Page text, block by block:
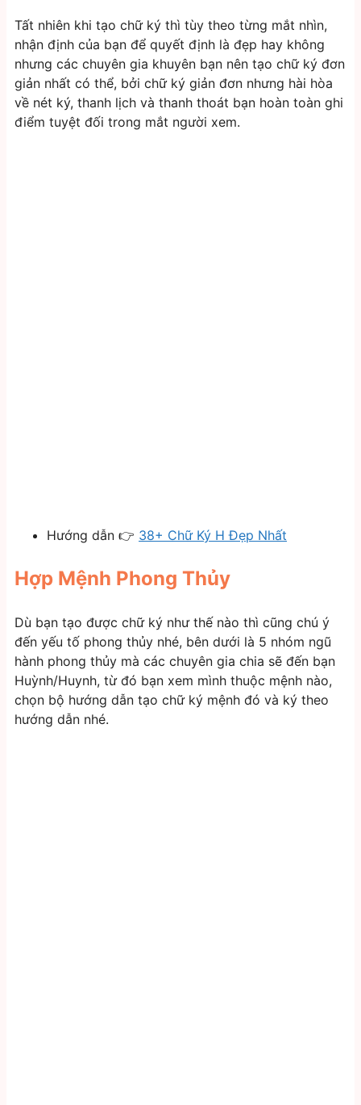
Tất nhiên khi tạo chữ ký thì tùy theo từng mắt nhìn,
nhận định của bạn để quyết định là đẹp hay không
nhưng các chuyên gia khuyên bạn nên tạo chữ ký đơn
giản nhất có thể, bởi chữ ký giản đơn nhưng hài hòa
về nét ký, thanh lịch và thanh thoát bạn hoàn toàn ghi
điểm tuyệt đối trong mắt người xem.
Hướng dẫn 👉 38+ Chữ Ký H Đẹp Nhất
Hợp Mệnh Phong Thủy
Dù bạn tạo được chữ ký như thế nào thì cũng chú ý
đến yếu tố phong thủy nhé, bên dưới là 5 nhóm ngũ
hành phong thủy mà các chuyên gia chia sẽ đến bạn
Huỳnh/Huynh, từ đó bạn xem mình thuộc mệnh nào,
chọn bộ hướng dẫn tạo chữ ký mệnh đó và ký theo
hướng dẫn nhé.